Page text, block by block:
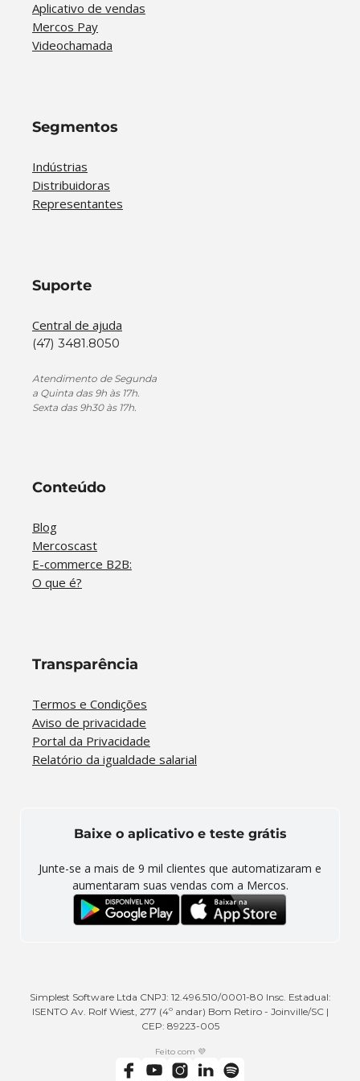
Aplicativo de vendas
Mercos Pay
Videochamada
Segmentos
Indústrias
Distribuidoras
Representantes
Conteúdo
Blog
Mercoscast
E-commerce B2B:
O que é?
Suporte
Central de ajuda
(47) 3481.8050
Atendimento de Segunda
a Quinta das 9h às 17h.
Sexta das 9h30 às 17h.
Transparência
Termos e Condições
Aviso de privacidade
Portal da Privacidade
Relatório da igualdade salarial
Baixe o aplicativo e teste grátis
Junte-se a mais de 9 mil clientes que automatizaram e
aumentaram suas vendas com a Mercos.
Simplest Software Ltda CNPJ: 12.496.510/0001-80 Insc. Estadual:
ISENTO Av. Rolf Wiest, 277 (4º andar) Bom Retiro - Joinville/SC |
CEP: 89223-005
Feito com 💜